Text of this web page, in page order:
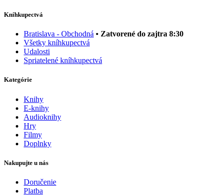
Kníhkupectvá
Bratislava - Obchodná • Zatvorené do zajtra 8:30
Všetky kníhkupectvá
Udalosti
Spriatelené kníhkupectvá
Kategórie
Knihy
E-knihy
Audioknihy
Hry
Filmy
Doplnky
Nakupujte u nás
Doručenie
Platba